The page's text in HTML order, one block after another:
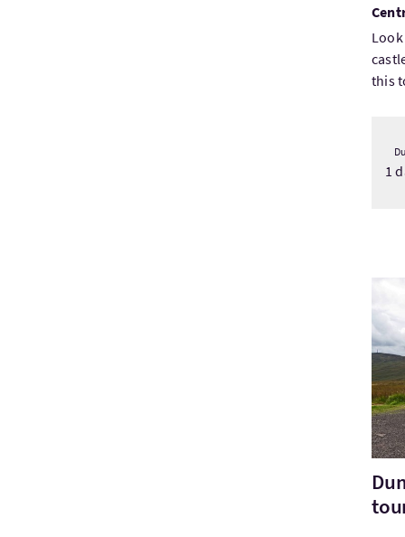
this
1